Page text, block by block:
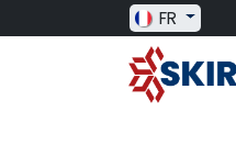
Se rendre au contenu
FR